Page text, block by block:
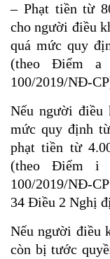
– Phạt tiền từ
cho người điều
quá mức quy
(theo Điểm
100/2019/NĐ-
Nếu người điều
mức quy định
phạt tiền từ
(theo Điểm i
100/2019/NĐ-
34 Điều 2 Nghị
Nếu người điều
còn bị tước